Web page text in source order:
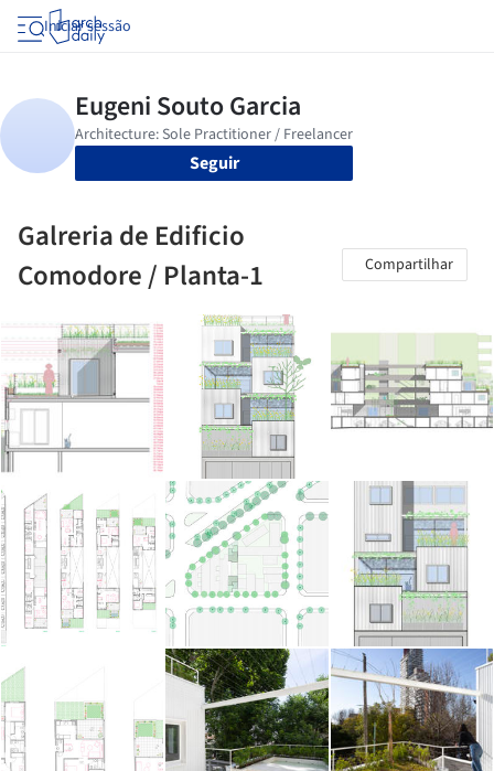
Iniciar sessão
Seguir
Galreria de Edificio
Comodore / Planta-1
Compartilhar